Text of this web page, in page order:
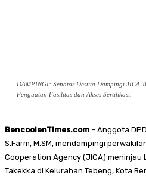
DAMPINGI: Senator Destita Dampingi JICA
Penguatan Fasilitas dan Akses Sertifikasi.
BencoolenTimes.com – Anggota
S.Farm, M.SM, mendampingi
Cooperation Agency (JICA) meninjau
Takekka di Kelurahan Tebeng, Kota